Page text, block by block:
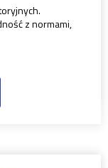
z normami,